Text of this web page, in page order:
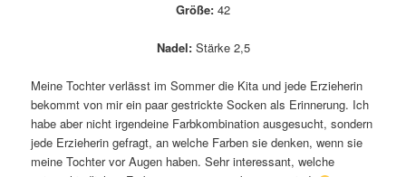
Größe: 42
Nadel:Stärke 2,5
Meine Tochter verlässt im Sommer die Kita und jede Erzieherin
bekommt von mir ein paar gestrickte Socken als Erinnerung. Ich
habe aber nicht irgendeine Farbkombination ausgesucht, sondern
jede Erzieherin gefragt, an welche Farben sie denken, wenn sie
meine Tochter vor Augen haben. Sehr interessant, welche